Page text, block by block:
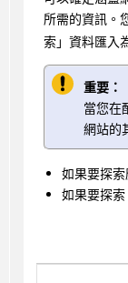
所需的資訊。
索」資料匯入
重要：
當您在
網站的
如果要探
如果要探